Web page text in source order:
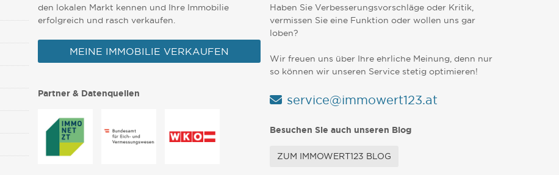
den lokalen Markt kennen und Ihre Immobilie
erfolgreich und rasch verkaufen.
MEINE IMMOBILIE VERKAUFEN
Partner & Datenquellen
Haben Sie Verbesserungsvorschläge oder Kritik,
vermissen Sie eine Funktion oder wollen uns gar
loben?
Wir freuen uns über Ihre ehrliche Meinung, denn nur
so können wir unseren Service stetig optimieren!
service@immowert123.at
Besuchen Sie auch unseren Blog
ZUM IMMOWERT123 BLOG